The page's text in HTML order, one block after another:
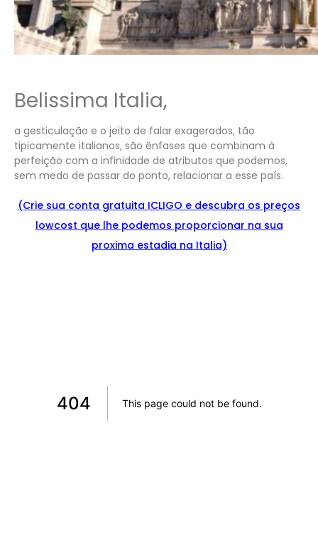
Belissima Italia,
a gesticulação e o jeito de falar exagerados, tão
tipicamente italianos, são ênfases que combinam à
perfeição com a infinidade de atributos que podemos,
sem medo de passar do ponto, relacionar a esse país.
(Crie sua conta gratuita ICLIGO e descubra os preços
lowcost que lhe podemos proporcionar na sua
proxima estadia na Italia)